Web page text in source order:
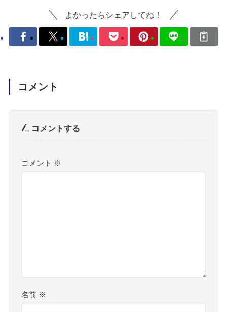
よかったらシェアしてね！
コメント
コメントする
コメント ※
名前 ※